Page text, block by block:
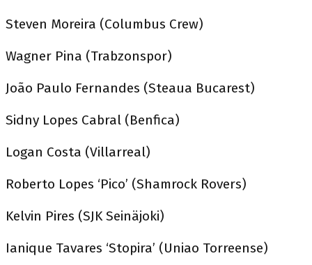
Steven Moreira (Columbus Crew)
Wagner Pina (Trabzonspor)
João Paulo Fernandes (Steaua Bucarest)
Sidny Lopes Cabral (Benfica)
Logan Costa (Villarreal)
Roberto Lopes ‘Pico’ (Shamrock Rovers)
Kelvin Pires (SJK Seinäjoki)
Ianique Tavares ‘Stopira’ (Uniao Torreense)